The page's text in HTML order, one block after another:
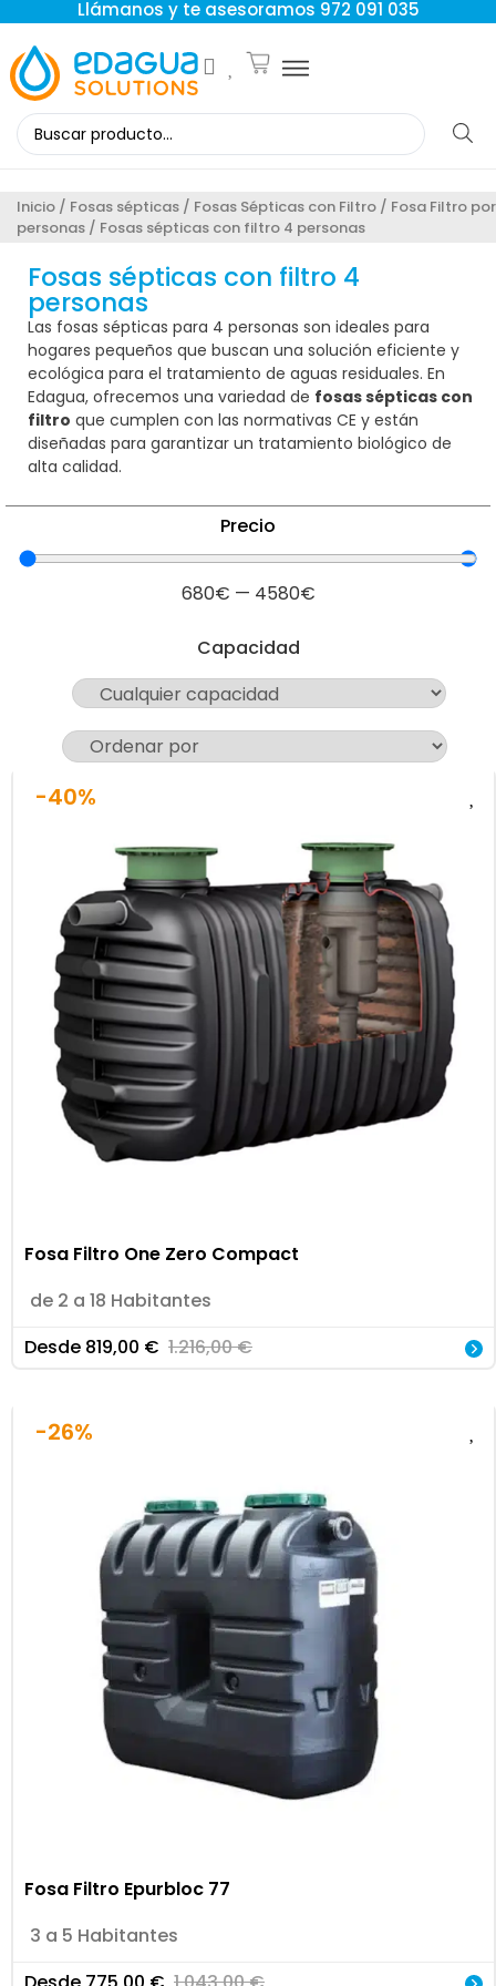
Llámanos y te asesoramos 972 091 035
Inicio / Fosas sépticas / Fosas Sépticas con Filtro / Fosa Filtro por
personas / Fosas sépticas con filtro 4 personas
Fosas sépticas con filtro 4
personas
Las fosas sépticas para 4 personas son ideales para
hogares pequeños que buscan una solución eficiente y
ecológica para el tratamiento de aguas residuales. En
Edagua, ofrecemos una variedad de fosas sépticas con
filtro que cumplen con las normativas CE y están
diseñadas para garantizar un tratamiento biológico de
alta calidad.
Precio
680€ — 4580€
Capacidad
-40%
Fosa Filtro One Zero Compact
de 2 a 18 Habitantes
Desde 819,00 € 1.216,00€
-26%
Fosa Filtro Epurbloc 77
3 a 5 Habitantes